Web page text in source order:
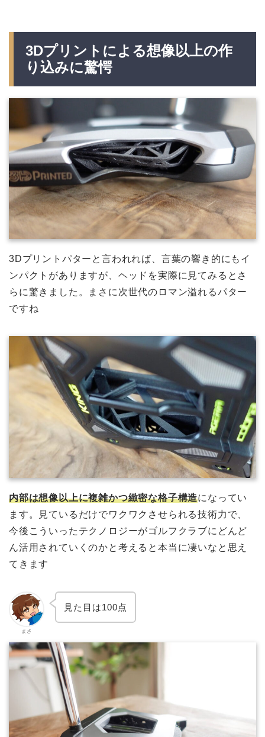
3Dプリントによる想像以上の作
り込みに驚愕
3Dプリントパターと言われれば、言葉の響き的にもイ
ンパクトがありますが、ヘッドを実際に見てみるとさ
らに驚きました。まさに次世代のロマン溢れるパター
ですね
内部は想像以上に複雑かつ緻密な格子構造になってい
ます。見ているだけでワクワクさせられる技術力で、
今後こういったテクノロジーがゴルフクラブにどんど
ん活用されていくのかと考えると本当に凄いなと思え
てきます
まさ
見た目は100点